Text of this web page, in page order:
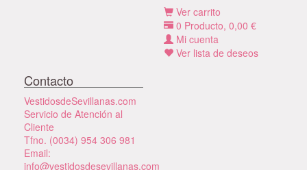
Ver carrito
0 Producto, 0,00 €
Mi cuenta
Ver lista de deseos
Contacto
VestidosdeSevillanas.com
Servicio de Atención al
Cliente
Tfno. (0034) 954 306 981
Email:
info@vestidosdesevillanas.com